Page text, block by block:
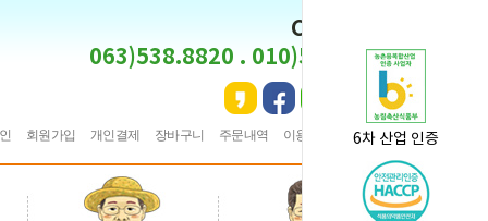
CS CENTER
063)538.8820 . 010)5495.8820
회원가입 개인결제 장바구니 주문내역 이용안내 ★즐겨찾기
6차 산업 인증